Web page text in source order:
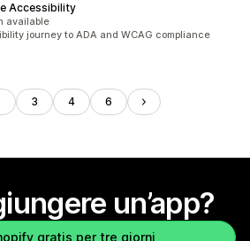
Accessibility
available
journey to ADA and WCAG compliance
3 4 6
un’app?
gratis per tre giorni